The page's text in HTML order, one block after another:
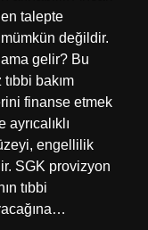
talepte
değildir.
gelir? Bu
bakım
finanse etmek
engellilik
SGK provizyon
tıbbi